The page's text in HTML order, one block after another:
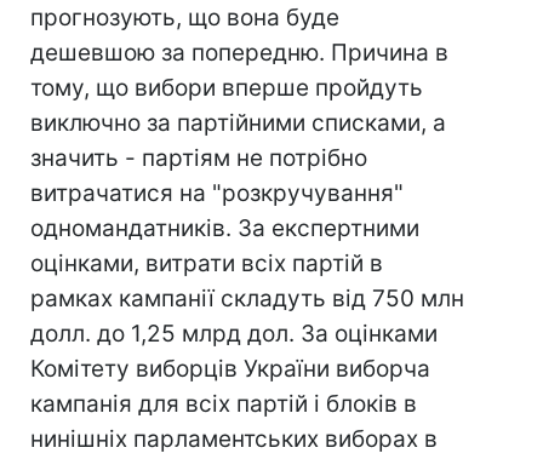
прогнозують, що вона буде
дешевшою за попередню. Причина в
тому, що вибори вперше пройдуть
виключно за партійними списками, а
значить - партіям не потрібно
витрачатися на "розкручування"
одномандатників. За експертними
оцінками, витрати всіх партій в
рамках кампанії складуть від 750 млн
долл. до 1,25 млрд дол. За оцінками
Комітету виборців України виборча
кампанія для всіх партій і блоків в
нинішніх парламентських виборах в